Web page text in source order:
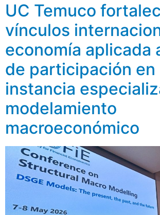
UC Temuco
vínculos
economía aplicada
de participación en
instancia
modelamiento
macroeconómico